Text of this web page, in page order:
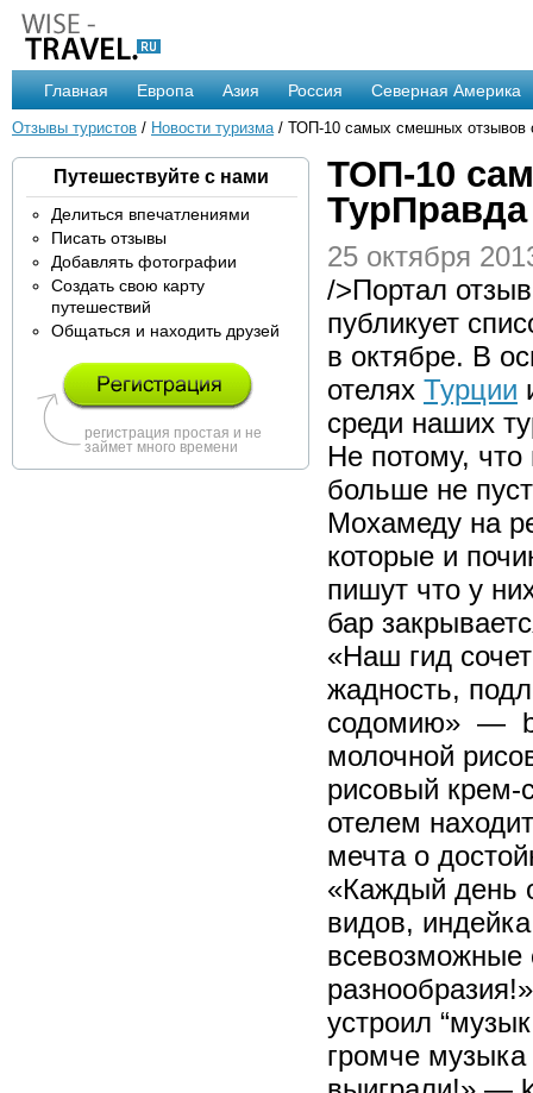
Главная Европа Азия Россия Северная Америка
Отзывы туристов / Новости туризма/ ТОП-10 самых смешных отзывов
Путешествуйте с нами
Делиться впечатлениями
Писать отзывы
Добавлять фотографии
Создать свою карту
путешествий
Общаться и находить друзей
регистрация простая и не
займет много времени
ТОП-10
25 октября
/>Портал
публикует
в октябре. В
отелях Турции
среди наших
Не потому, что
больше не
Мохамеду на
которые и
пишут что у
бар
«Наш гид
жадность,
содомию» —
молочной
рисовый крем-
отелем
мечта о
«Каждый день
видов,
всевозможные
устроил
громче